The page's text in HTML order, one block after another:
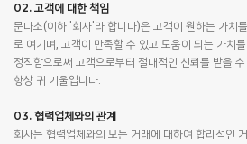
02. 고객에 대한 책임
문다소(이하 '회사'라 합니다)은 고객이 원하는 가치
로 여기며, 고객이 만족할 수 있고 도움이 되는 가치
정직함으로써 고객으로부터 절대적인 신뢰를 받을
항상 귀 기울입니다.
03. 협력업체와의 관계
회사는 협력업체와의 모든 거래에 대하여 합리적인